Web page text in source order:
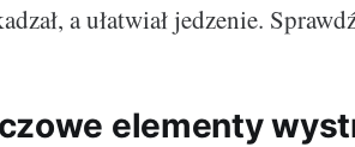
a ułatwiał jedzenie.
elementy